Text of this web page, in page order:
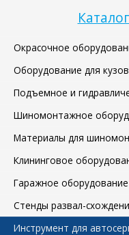
Окрасочное
Оборудование для
Подъемное и
Шиномонтажное
Материалы для
Клининговое
Гаражное оборудование
Стенды развал-
Инструмент для